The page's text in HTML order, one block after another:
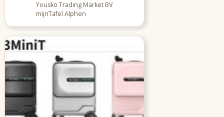
Yousko Trading Market BV
mijnTafel Alphen